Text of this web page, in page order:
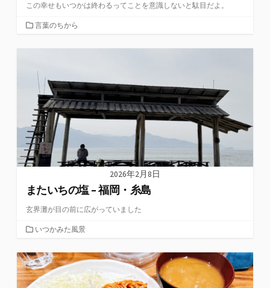
この幸せもいつかは終わるってことを意識しないと駄目だよ。
カ
ゴ
ー
言葉のちから
2026年2月8日
またいちの塩 – 福岡・糸島
玄界灘が目の前に広がっていました
カ
ゴ
リ
ー
いつかみた風景